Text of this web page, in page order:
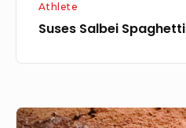
Athlete
Suses Salbei Spaghetti
Tiramisu